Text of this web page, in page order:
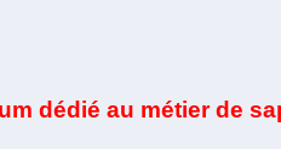
dédié au métier de